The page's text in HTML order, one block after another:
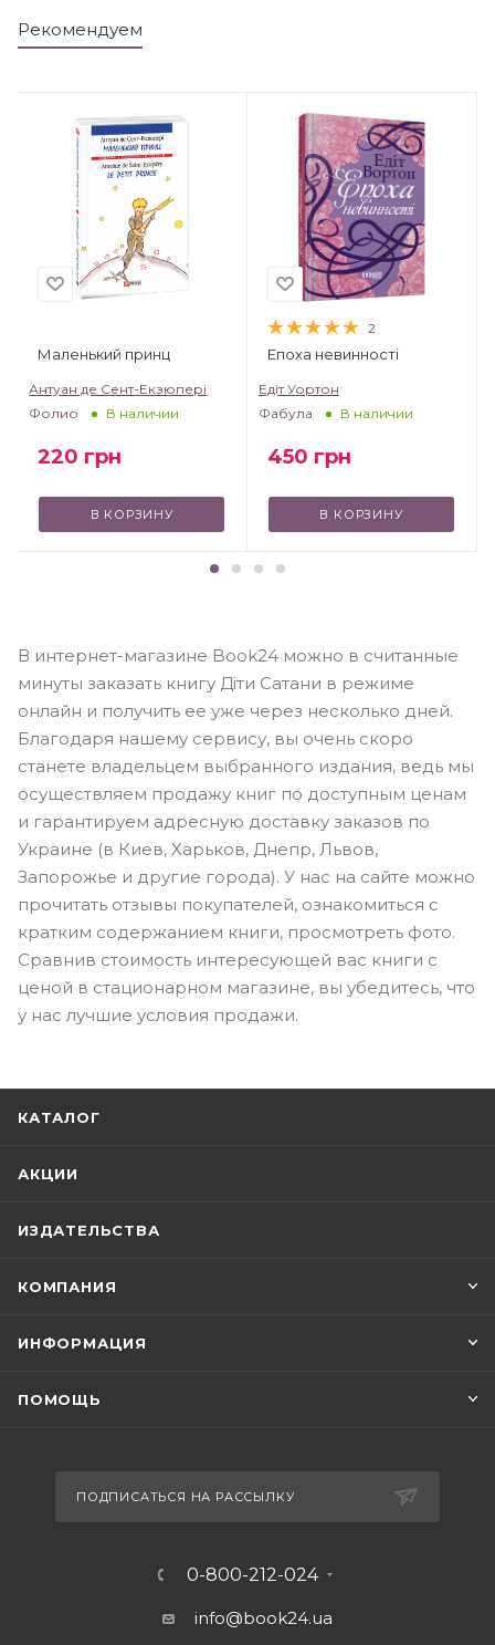
Рекомендуем
Маленький принц
Антуан де Сент-Екзюпері
Фолио
В наличии
220 грн
В КОРЗИНУ
2
Епоха невинності
Едіт Уортон
Фабула
В наличии
450 грн
В КОРЗИНУ
В интернет-магазине Book24 можно в считанные
минуты заказать книгу Діти Сатани в режиме
онлайн и получить ее уже через несколько дней.
Благодаря нашему сервису, вы очень скоро
станете владельцем выбранного издания, ведь мы
осуществляем продажу книг по доступным ценам
и гарантируем адресную доставку заказов по
Украине (в Киев, Харьков, Днепр, Львов,
Запорожье и другие города). У нас на сайте можно
прочитать отзывы покупателей, ознакомиться с
кратким содержанием книги, просмотреть фото.
Сравнив стоимость интересующей вас книги с
ценой в стационарном магазине, вы убедитесь, что
у нас лучшие условия продажи.
КАТАЛОГ
АКЦИИ
ИЗДАТЕЛЬСТВА
КОМПАНИЯ
ИНФОРМАЦИЯ
ПОМОЩЬ
ПОДПИСАТЬСЯ НА РАССЫЛКУ
0-800-212-024
info@book24.ua